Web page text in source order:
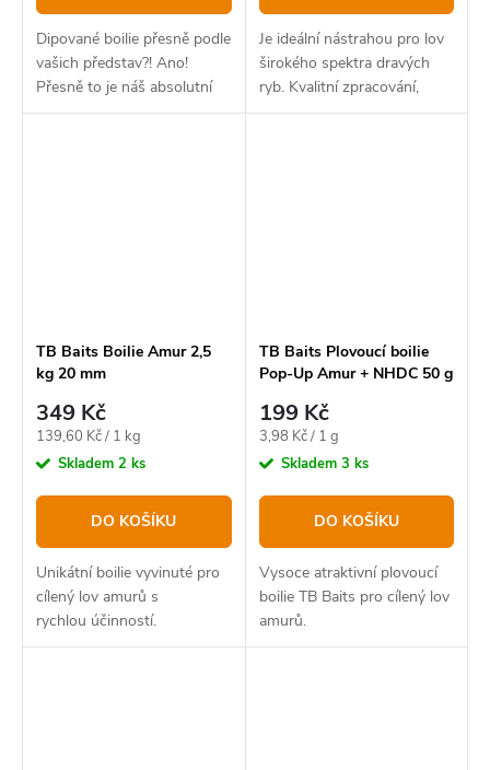
Dipované boilie přesně podle
vašich představ?! Ano!
Přesně to je náš absolutní
bestseller v novém balení.
Je ideální nástrahou pro lov
širokého spektra dravých
ryb. Kvalitní zpracování,
dráždivý pohyb a intenzivní
TB Baits Boilie Amur 2,5
kg 20 mm
349 Kč
Měrná
cena:
139,60 Kč / 1 kg
Skladem 2 ks
DO KOŠÍKU
Unikátní boilie vyvinuté pro
cílený lov amurů s
rychlou účinností.
TB Baits Plovoucí boilie
Pop-Up Amur + NHDC 50 g
199 Kč
Měrná
cena:
3,98 Kč / 1 g
Skladem 3 ks
DO KOŠÍKU
Vysoce atraktivní plovoucí
boilie TB Baits pro cílený lov
amurů.